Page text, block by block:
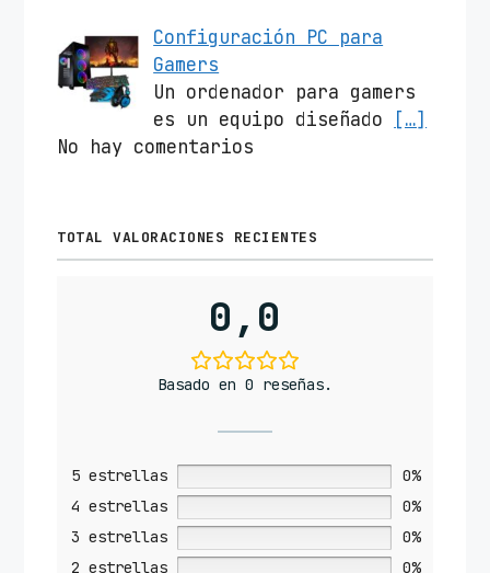
Configuración PC para
Gamers
Un ordenador para gamers
es un equipo diseñado
[…]
No hay comentarios
TOTAL VALORACIONES RECIENTES
0,0
Basado en 0 reseñas.
5 estrellas
0%
4 estrellas
0%
3 estrellas
0%
2 estrellas
0%